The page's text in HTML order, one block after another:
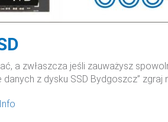
a zwłaszcza jeśli zauważysz
z dysku SSD Bydgoszcz”